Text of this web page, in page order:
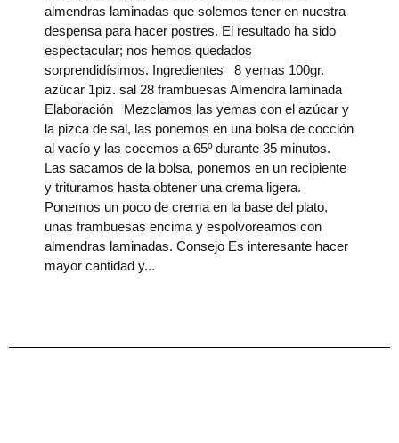
almendras laminadas que solemos tener en nuestra
despensa para hacer postres. El resultado ha sido
espectacular; nos hemos quedados
sorprendidísimos. Ingredientes 8 yemas 100gr.
azúcar 1piz. sal 28 frambuesas Almendra laminada
Elaboración Mezclamos las yemas con el azúcar y
la pizca de sal, las ponemos en una bolsa de cocción
al vacío y las cocemos a 65º durante 35 minutos.
Las sacamos de la bolsa, ponemos en un recipiente
y trituramos hasta obtener una crema ligera.
Ponemos un poco de crema en la base del plato,
unas frambuesas encima y espolvoreamos con
almendras laminadas. Consejo Es interesante hacer
mayor cantidad y